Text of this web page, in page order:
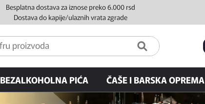
Besplatna dostava za iznose preko 6.000 rsd
Dostava do kapije/ulaznih vrata zgrade
BEZALKOHOLNA PIĆA ČAŠE I BARSKA OPREMA